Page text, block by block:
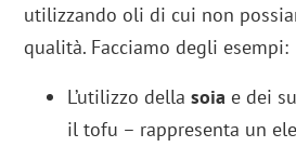
utilizzando oli di cui non
qualità. Facciamo degli esempi:
L’utilizzo dellasoia e dei
il tofu – rappresenta un